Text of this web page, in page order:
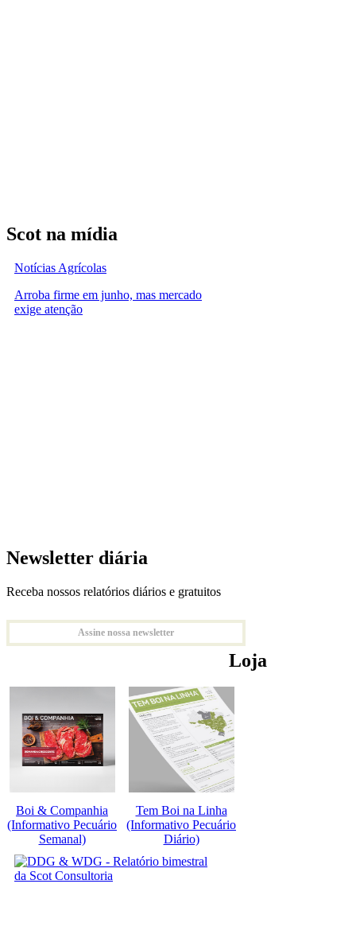
Scot na mídia
Notícias Agrícolas
Arroba firme em junho, mas mercado
exige atenção
Newsletter diária
Receba nossos relatórios diários e gratuitos
Assine nossa newsletter
Loja
Boi & Companhia
(Informativo Pecuário
Semanal)
Tem Boi na Linha
(Informativo Pecuário
Diário)